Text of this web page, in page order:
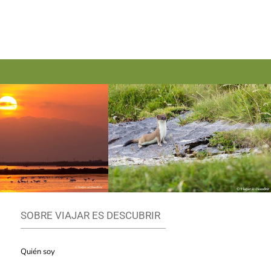
SOBRE VIAJAR ES DESCUBRIR
Quién soy